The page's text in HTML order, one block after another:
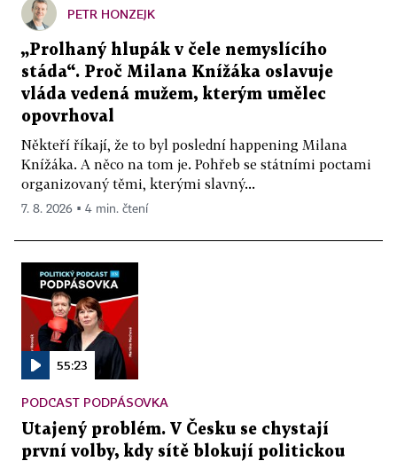
PETR HONZEJK
„Prolhaný hlupák v čele nemyslícího
stáda“. Proč Milana Knížáka oslavuje
vláda vedená mužem, kterým umělec
opovrhoval
Někteří říkají, že to byl poslední happening Milana
Knížáka. A něco na tom je. Pohřeb se státními poctami
organizovaný těmi, kterými slavný...
7. 8. 2026 ▪ 4 min. čtení
55:23
PODCAST PODPÁSOVKA
Utajený problém. V Česku se chystají
první volby, kdy sítě blokují politickou